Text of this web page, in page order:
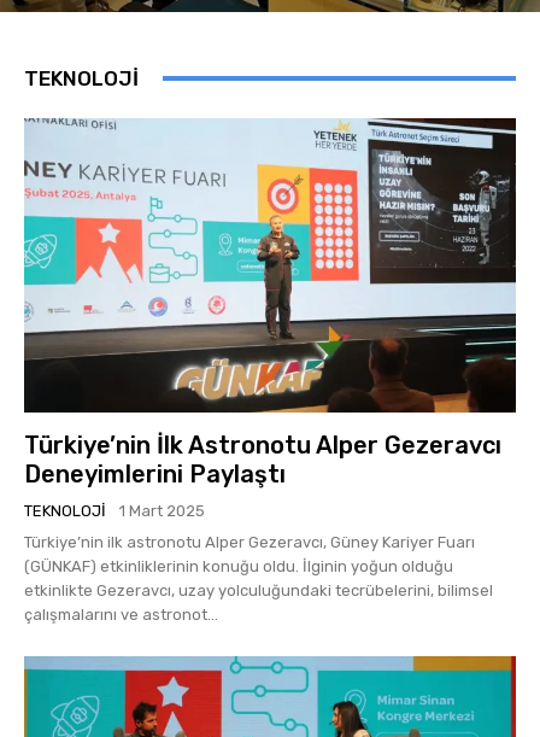
TEKNOLOJİ
Türkiye’nin İlk Astronotu Alper Gezeravcı
Deneyimlerini Paylaştı
TEKNOLOJI
1 Mart 2025
Türkiye’nin ilk astronotu Alper Gezeravcı, Güney Kariyer Fuarı
(GÜNKAF) etkinliklerinin konuğu oldu. İlginin yoğun olduğu
etkinlikte Gezeravcı, uzay yolculuğundaki tecrübelerini, bilimsel
çalışmalarını ve astronot...